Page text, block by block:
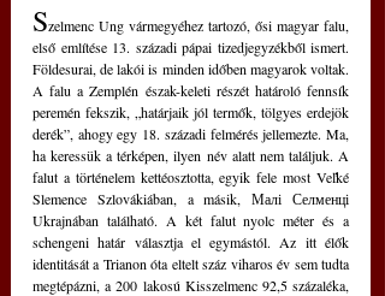
Szelmenc Ung vármegyéhez tartozó, ősi magyar falu,
első említése 13. századi pápai tizedjegyzékből ismert.
Földesurai, de lakói is minden időben magyarok voltak.
A falu a Zemplén észak-keleti részét határoló fennsík
peremén fekszik, „határjaik jól termők, tölgyes erdejök
derék”, ahogy egy 18. századi felmérés jellemezte. Ma,
ha keressük a térképen, ilyen név alatt nem találjuk. A
falut a történelem kettéosztotta, egyik fele most Veľké
Slemence Szlovákiában, a másik, Малі Селменці
Ukrajnában található. A két falut nyolc méter és a
schengeni határ választja el egymástól. Az itt élők
identitását a Trianon óta eltelt száz viharos év sem tudta
megtépázni, a 200 lakosú Kisszelmenc 92,5 százaléka,